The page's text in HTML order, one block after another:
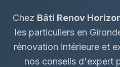
Chez Bâti Renov
les particuliers en
rénovation intérieure et
nos conseils d'expert